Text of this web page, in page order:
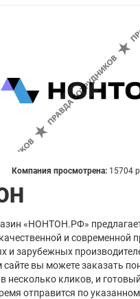
Компания просмотрена: 15704
«НОНТОН.РФ»
и современной
и зарубежных
вы можете заказать
несколько кликов, и
отправится по